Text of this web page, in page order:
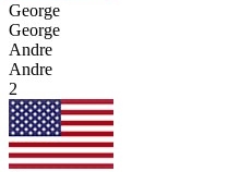
George
George
Andre
Andre
2